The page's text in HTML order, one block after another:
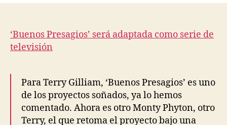
‘Buenos Presagios’ será adaptada como serie de
televisión
Para Terry Gilliam, ‘Buenos Presagios’ es uno
de los proyectos soñados, ya lo hemos
comentado. Ahora es otro Monty Phyton, otro
Terry, el que retoma el proyecto bajo una